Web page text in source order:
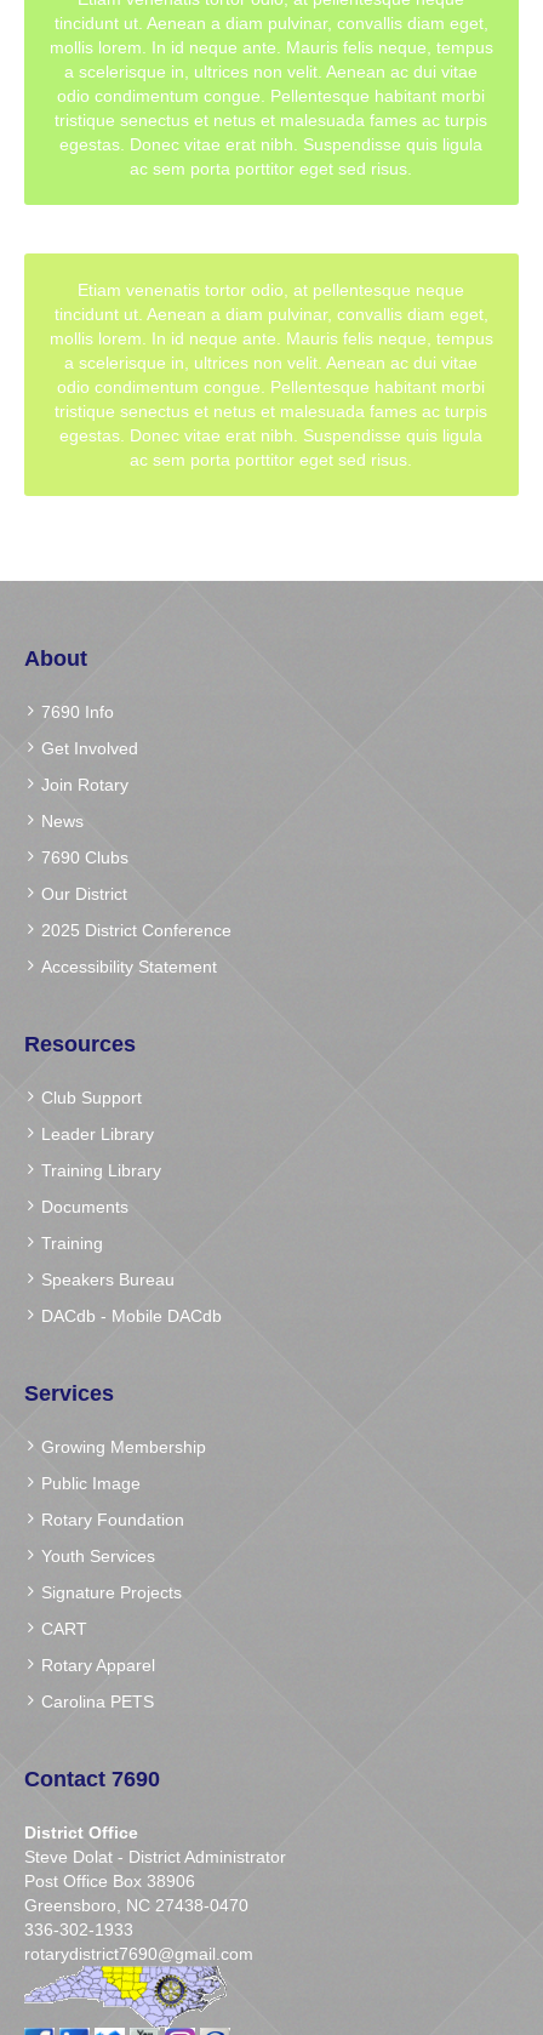
tincidunt ut. Aenean a diam pulvinar, convallis diam eget,
mollis lorem. In id neque ante. Mauris felis neque, tempus
a scelerisque in, ultrices non velit. Aenean ac dui vitae
odio condimentum congue. Pellentesque habitant morbi
tristique senectus et netus et malesuada fames ac turpis
egestas. Donec vitae erat nibh. Suspendisse quis ligula
ac sem porta porttitor eget sed risus.
Etiam venenatis tortor odio, at pellentesque neque
tincidunt ut. Aenean a diam pulvinar, convallis diam eget,
mollis lorem. In id neque ante. Mauris felis neque, tempus
a scelerisque in, ultrices non velit. Aenean ac dui vitae
odio condimentum congue. Pellentesque habitant morbi
tristique senectus et netus et malesuada fames ac turpis
egestas. Donec vitae erat nibh. Suspendisse quis ligula
ac sem porta porttitor eget sed risus.
About
7690 Info
Get Involved
Join Rotary
News
7690 Clubs
Our District
2025 District Conference
Accessibility Statement
Resources
Club Support
Leader Library
Training Library
Documents
Training
Speakers Bureau
DACdb - Mobile DACdb
Services
Growing Membership
Public Image
Rotary Foundation
Youth Services
Signature Projects
CART
Rotary Apparel
Carolina PETS
Contact 7690
District Office
Steve Dolat - District Administrator
Post Office Box 38906
Greensboro, NC 27438-0470
336-302-1933
rotarydistrict7690@gmail.com